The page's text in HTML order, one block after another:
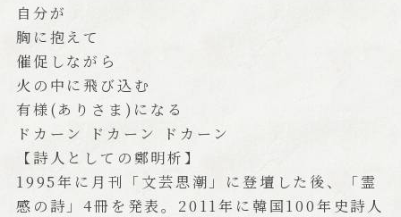
自分が
胸に抱えて
催促しながら
火の中に飛び込む
有様(ありさま)になる
ドカーン ドカーン ドカーン
【詩人としての鄭明析】
1995年に月刊「文芸思潮」に登壇した後、「霊
感の詩」4冊を発表。2011年に韓国100年史詩人